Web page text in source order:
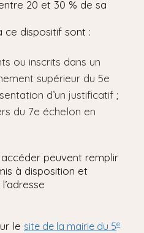
20 et 30 % de sa
ce dispositif sont :
ou inscrits dans un
supérieur du 5e
d’un justificatif ;
du 7e échelon en
peuvent remplir
à disposition et
le site de la mairie du 5e